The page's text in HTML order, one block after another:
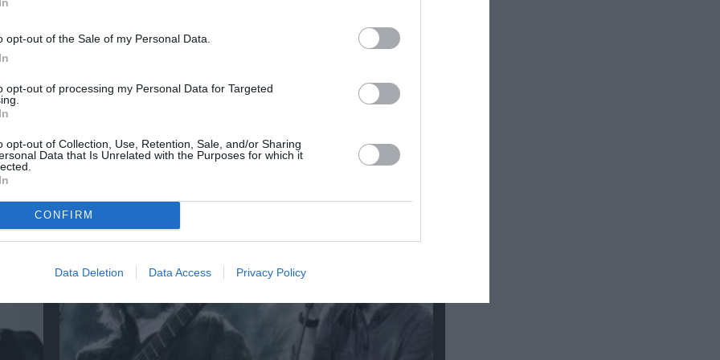
opt-out of the Sale of my Personal Data.
opt-out of processing my Personal Data for Targeted
opt-out of Collection, Use, Retention, Sale, and/or Sharing
Data that Is Unrelated with the Purposes for which it
CONFIRM
Data Deletion Data Access Privacy Policy